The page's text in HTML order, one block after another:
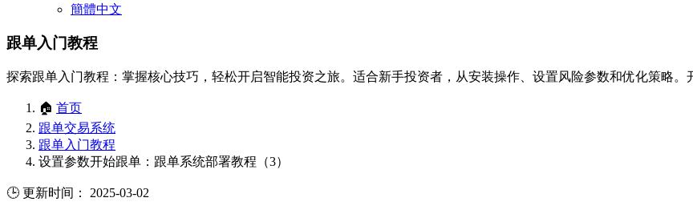
簡體中文
跟单入门教程
探索跟单入门教程：掌握核心技巧，轻松开启智能投资之旅。适合新手投资者，从安装操作、设置风险参数和优化策略。
🏠 首页
跟单交易系统
跟单入门教程
设置参数开始跟单：跟单系统部署教程（3）
🕒 更新时间： 2025-03-02